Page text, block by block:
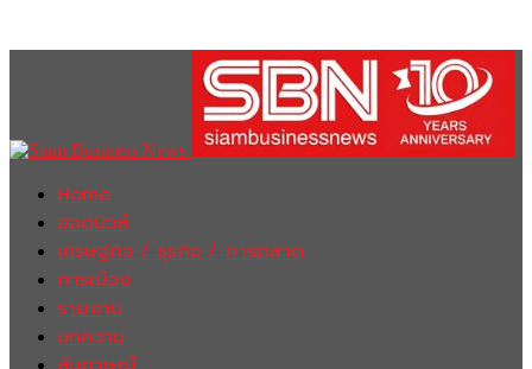
Home
ฮอตนิวส์
เศรษฐกิจ / ธุรกิจ / การตลาด
การเมือง
รายงาน
บทความ